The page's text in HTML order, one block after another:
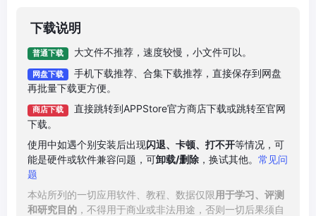
下载说明
普通下载 大文件不推荐，速度较慢，小文件可以。
网盘下载
手机下载推荐、合集下载推荐，直接保存到网盘
再批量下载更方便。
商店下载
直接跳转到APPStore官方商店下载或跳转至官网
下载。
使用中如遇个别安装后出现闪退、卡顿、打不开等情况，可
能是硬件或软件兼容问题，可卸载/删除 ，换试其他。 常见问
题
本站所列的一切应用软件、教程、数据仅限 用于学习、评测
和研究目的 ，不得用于商业或非法用途，否则一切后果须自